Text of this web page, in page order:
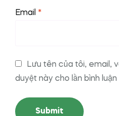
Email *
Lưu tên của tôi, email,
duyệt này cho lần bình